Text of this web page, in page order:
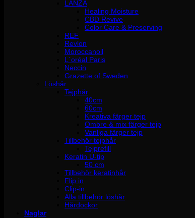
LANZA
Healing Moisture
CBD Revive
Color Care & Preserving
REF
Revlon
Moroccanoil
L´oréal Paris
Neccin
Grazette of Sweden
Löshår
Tejphår
40cm
60cm
Kreativa färger tejp
Ombre & mix färger tejp
Vanliga färger tejp
Tillbehör tejphår
Tejprefill
Keratin U-tip
50 cm
Tillbehör keratinhår
Flip in
Clip-in
Alla tillbehör löshår
Hårdockor
Naglar